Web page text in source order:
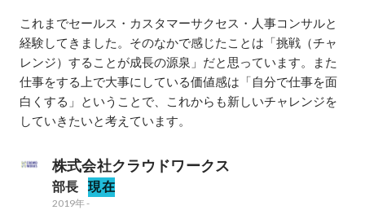
これまでセールス・カスタマーサクセス・人事コンサルと
経験してきました。そのなかで感じたことは「挑戦（チャ
レンジ）することが成長の源泉」だと思っています。また
仕事をする上で大事にしている価値感は「自分で仕事を面
白くする」ということで、これからも新しいチャレンジを
していきたいと考えています。
株式会社クラウドワークス
部長 現在
2019年-